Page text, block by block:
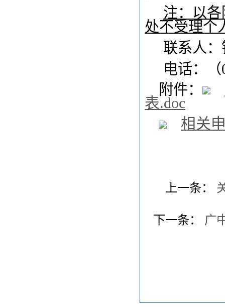
注：以
处不受理个
联系人
电话：
附件：
表.doc
相关
上一条：
下一条： 广